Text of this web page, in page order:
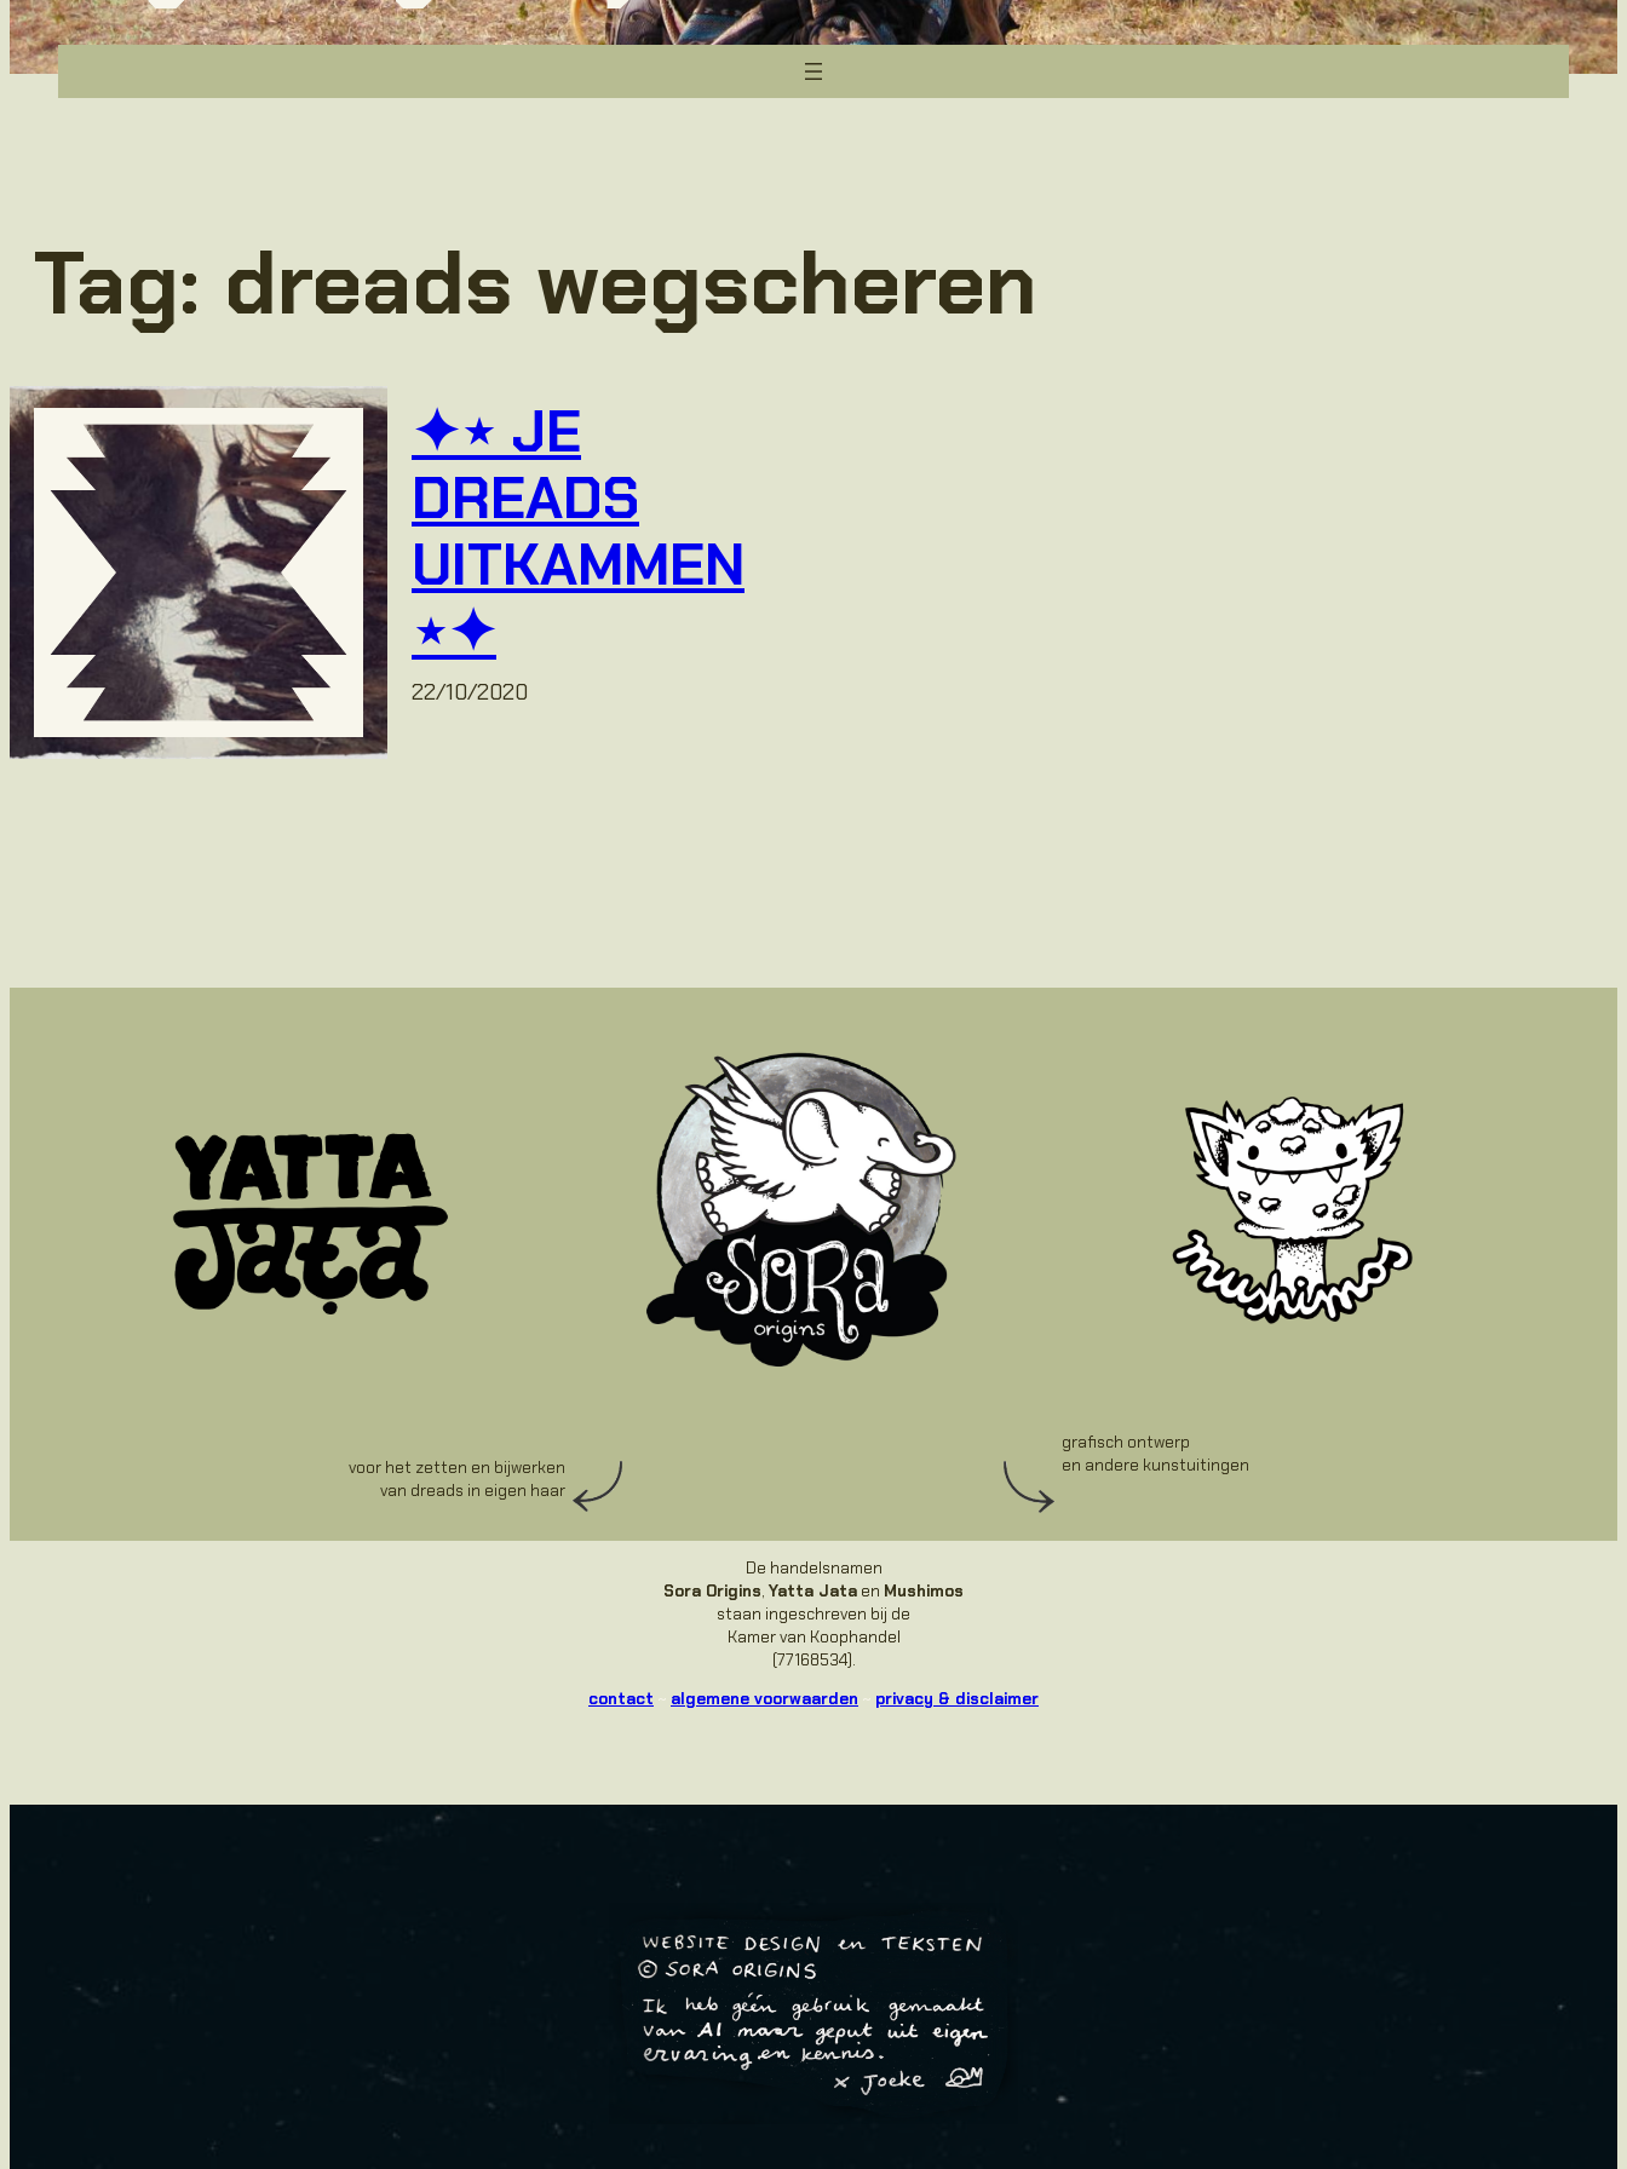
Tag: dreads wegscheren
✦⋆ JE
DREADS
UITKAMMEN
⋆✦
22/10/2020
voor het zetten en bijwerken
van dreads in eigen haar
grafisch ontwerp
en andere kunstuitingen
De handelsnamen
Sora Origins, Yatta Jata en Mushimos
staan ingeschreven bij de
Kamer van Koophandel
(77168534).
contact ~ algemene voorwaarden ~ privacy & disclaimer